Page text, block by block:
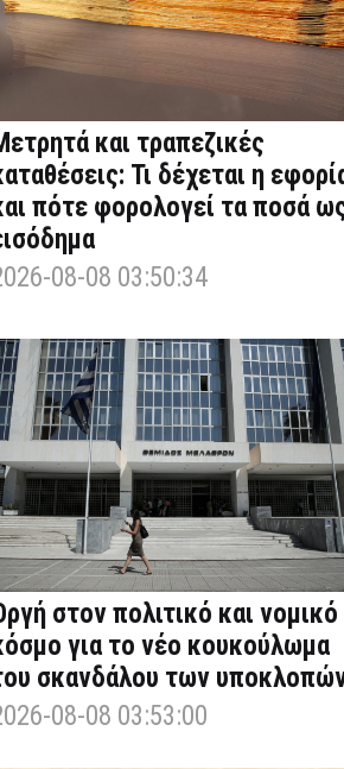
και τραπεζικές
Τι δέχεται η
πότε φορολογεί τα ποσά
08-08 03:50:34
στον πολιτικό και νομικό
για το νέο κουκούλωμα
σκανδάλου των
08-08 03:53:00